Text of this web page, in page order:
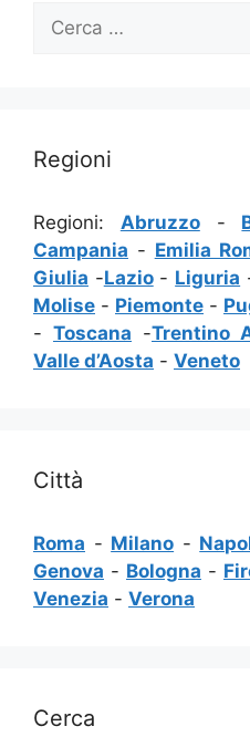
per:
Regioni
Regioni: Abruzzo-
Campania - Emilia
Giulia -Lazio- Liguria
Molise - Piemonte -
- Toscana -Trentino
Valle d’Aosta - Veneto
Città
Roma - Milano -
Genova - Bologna -
Venezia - Verona
Cerca